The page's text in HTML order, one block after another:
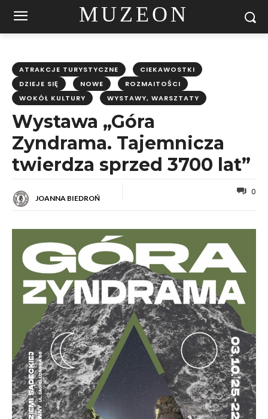
MUZEON
ATRAKCJE TURYSTYCZNE
CIEKAWOSTKI
DZIEJE SIĘ
NOWE
ROZMAITOŚCI
WOKÓŁ KULTURY
WYSTAWY, WARSZTATY
Wystawa „Góra
Zyndrama. Tajemnicza
twierdza sprzed 3700 lat”
JOANNA BIEDROŃ
0